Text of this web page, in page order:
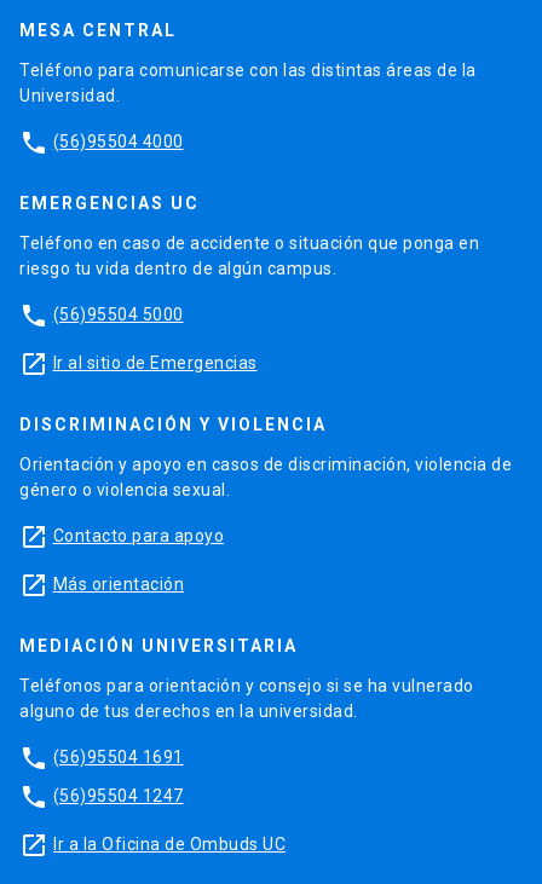
MESA CENTRAL
Teléfono para comunicarse con las distintas áreas de la
Universidad.
phone (56)95504 4000
EMERGENCIAS UC
Teléfono en caso de accidente o situación que ponga en
riesgo tu vida dentro de algún campus.
phone (56)95504 5000
launch Ir al sitio de Emergencias
DISCRIMINACIÓN Y VIOLENCIA
Orientación y apoyo en casos de discriminación, violencia de
género o violencia sexual.
launch Contacto para apoyo
launch Más orientación
MEDIACIÓN UNIVERSITARIA
Teléfonos para orientación y consejo si se ha vulnerado
alguno de tus derechos en la universidad.
phone (56)95504 1691
phone (56)95504 1247
launch Ir a la Oficina de Ombuds UC